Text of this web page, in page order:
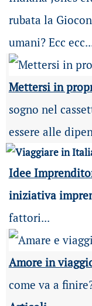
rubata la
umani? Ecc
Mettersi in
sogno nel
essere alle
Idee
iniziativa
fattori...
Amore in
come va a